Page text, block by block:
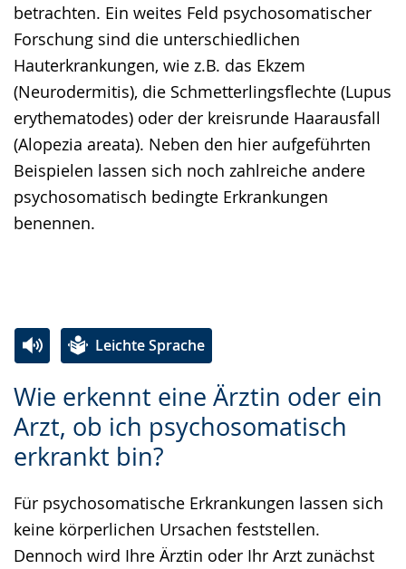
betrachten. Ein weites Feld psychosomatischer
Forschung sind die unterschiedlichen
Hauterkrankungen, wie z.B. das Ekzem
(Neurodermitis), die Schmetterlingsflechte (Lupus
erythematodes) oder der kreisrunde Haarausfall
(Alopezia areata). Neben den hier aufgeführten
Beispielen lassen sich noch zahlreiche andere
psychosomatisch bedingte Erkrankungen
benennen.
Wie erkennt eine Ärztin oder ein
Arzt, ob ich psychosomatisch
erkrankt bin?
Für psychosomatische Erkrankungen lassen sich
keine körperlichen Ursachen feststellen.
Dennoch wird Ihre Ärztin oder Ihr Arzt zunächst
Leichte Sprache
Leichten
Sprache
wechseln.
Audio-
Unterstützung.
Video
in
Deutscher
wird
angezeigt.